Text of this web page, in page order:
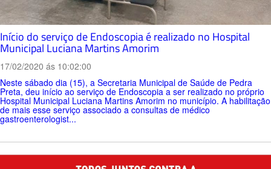
Início do serviço de Endoscopia é realizado no Hospital
Municipal Luciana Martins Amorim
17/02/2020 ás 10:02:00
Neste sábado dia (15), a Secretaria Municipal de Saúde de Pedra
Preta, deu início ao serviço de Endoscopia a ser realizado no próprio
Hospital Municipal Luciana Martins Amorim no município. A habilitação
de mais esse serviço associado a consultas de médico
gastroenterologist...